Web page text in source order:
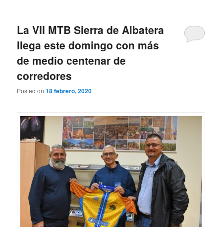
La VII MTB Sierra de Albatera
llega este domingo con más
de medio centenar de
corredores
Posted on18 febrero, 2020